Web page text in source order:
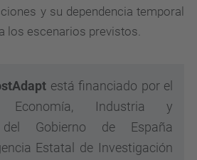
y su dependencia temporal
los escenarios previstos.
está financiado por el
Economía, Industria y
del Gobierno de España
Estatal de Investigación